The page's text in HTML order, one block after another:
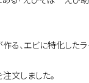
る、エビに特化したラ
文しました。